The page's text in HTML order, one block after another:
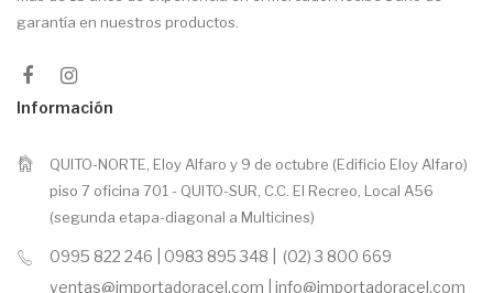
garantía en nuestros productos.
Información
QUITO-NORTE, Eloy Alfaro y 9 de octubre (Edificio Eloy Alfaro)
piso 7 oficina 701 - QUITO-SUR, C.C. El Recreo, Local A56
(segunda etapa-diagonal a Multicines)
0995 822 246 | 0983 895 348 | (02) 3 800 669
ventas@importadoracel.com | info@importadoracel.com